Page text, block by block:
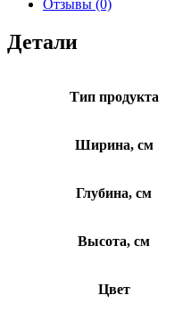
подсветкой
круглое
Отзывы (0)
Детали
Тип продукта
Ширина, см
Глубина, см
Высота, см
Цвет